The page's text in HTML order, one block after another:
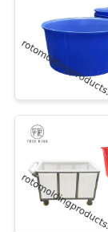
साइटमैप
PRIVACY
POLICY